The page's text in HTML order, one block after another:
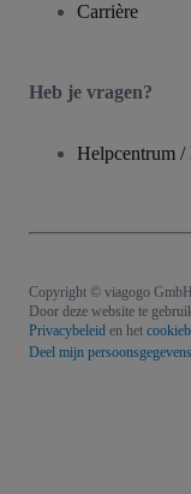
Carrière
Heb je vragen?
Helpcentrum /
Copyright © viagogo
Door deze website te
Privacybeleid en het
Deel mijn